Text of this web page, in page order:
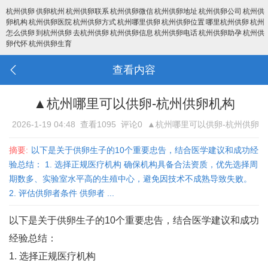
杭州供卵 供卵杭州 杭州供卵联系杭州供卵微信杭州供卵地址 杭州供卵公司 杭州供
卵机构 杭州供卵医院杭州供卵方式杭州哪里供卵 杭州供卵位置哪里杭州供卵 杭州
怎么供卵 到杭州供卵 去杭州供卵 杭州供卵信息 杭州供卵电话杭州供卵助孕杭州供
卵代怀杭州供卵生育
查看内容
▲杭州哪里可以供卵-杭州供卵机构
2026-1-19 04:48 查看1095 评论0
▲杭州哪里可以供卵-杭州供卵
摘要: 以下是关于供卵生子的10个重要忠告，结合医学建议和成功经
验总结： 1. 选择正规医疗机构 确保机构具备合法资质，优先选择周
期数多、实验室水平高的生殖中心，避免因技术不成熟导致失败‌。
2. 评估供卵者条件 供卵者 ...
以下是关于供卵生子的10个重要忠告，结合医学建议和成功
经验总结：
1. 选择正规医疗机构